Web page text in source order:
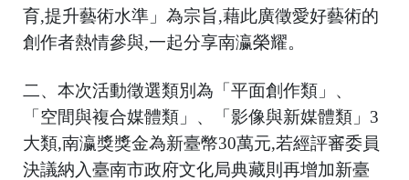
育,提升藝術水準」為宗旨,藉此廣徵愛好藝術的
創作者熱情參與,一起分享南瀛榮耀。
二、本次活動徵選類別為「平面創作類」、
「空間與複合媒體類」、「影像與新媒體類」3
大類,南瀛獎獎金為新臺幣30萬元,若經評審委員
決議納入臺南市政府文化局典藏則再增加新臺